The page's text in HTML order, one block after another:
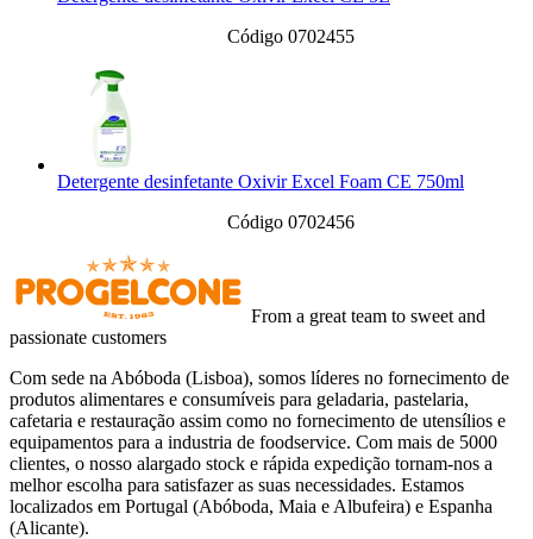
Código 0702455
Detergente desinfetante Oxivir Excel Foam CE 750ml
Código 0702456
From a great team to sweet and
passionate customers
Com sede na Abóboda (Lisboa), somos líderes no fornecimento de
produtos alimentares e consumíveis para geladaria, pastelaria,
cafetaria e restauração assim como no fornecimento de utensílios e
equipamentos para a industria de foodservice. Com mais de 5000
clientes, o nosso alargado stock e rápida expedição tornam-nos a
melhor escolha para satisfazer as suas necessidades. Estamos
localizados em Portugal (Abóboda, Maia e Albufeira) e Espanha
(Alicante).